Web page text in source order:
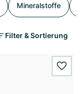
Mineralstoffe
Filter & Sortierung